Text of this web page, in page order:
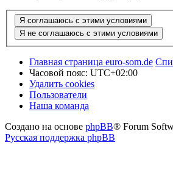
Главная страница euro-som.de
Часовой пояс: UTC+02:00
Удалить cookies
Пользователи
Наша команда
Создано на основе phpBB® Forum
Русская поддержка phpBB